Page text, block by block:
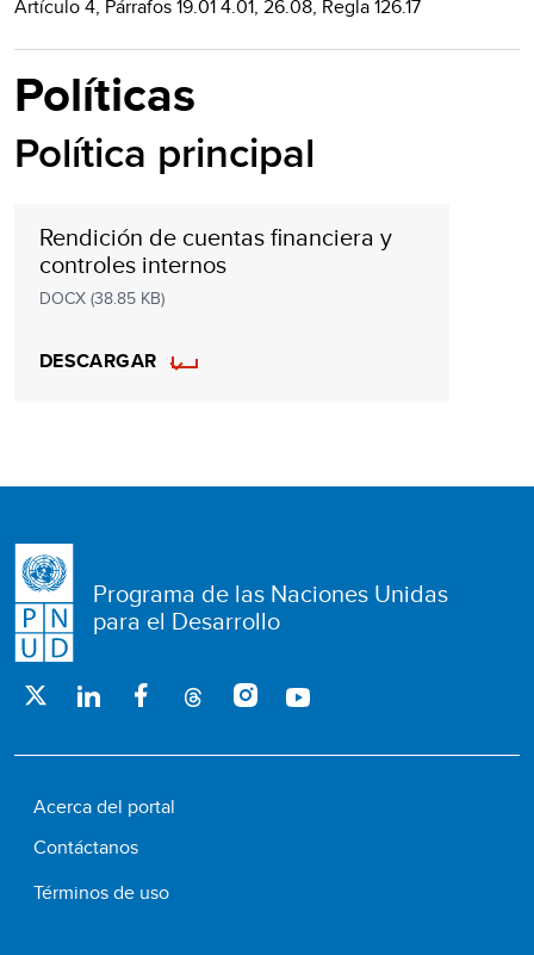
Artículo 4, Párrafos 19.01 4.01, 26.08, Regla 126.17
Políticas
Política principal
Rendición de cuentas financiera y
controles internos
DOCX (38.85 KB)
DESCARGAR
Programa de las Naciones Unidas
para el Desarrollo
Acerca del portal
Contáctanos
Términos de uso